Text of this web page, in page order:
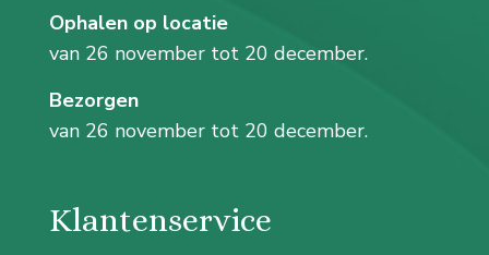
Ophalen op locatie
van 26 november tot 20 december.
Bezorgen
van 26 november tot 20 december.
Klantenservice